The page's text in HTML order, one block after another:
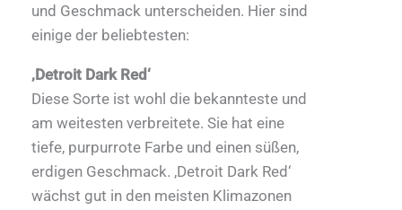
und Geschmack unterscheiden. Hier sind
einige der beliebtesten:
‚Detroit Dark Red‘
Diese Sorte ist wohl die bekannteste und
am weitesten verbreitete. Sie hat eine
tiefe, purpurrote Farbe und einen süßen,
erdigen Geschmack. ‚Detroit Dark Red‘
wächst gut in den meisten Klimazonen